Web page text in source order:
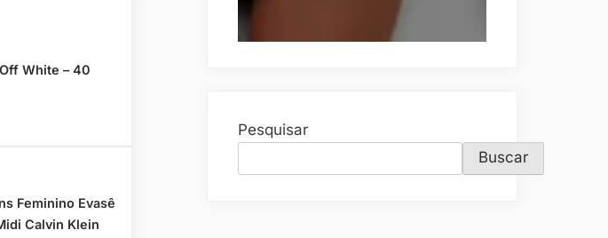
White – 40
Feminino Evasê
Calvin Klein
Pesquisar
Buscar